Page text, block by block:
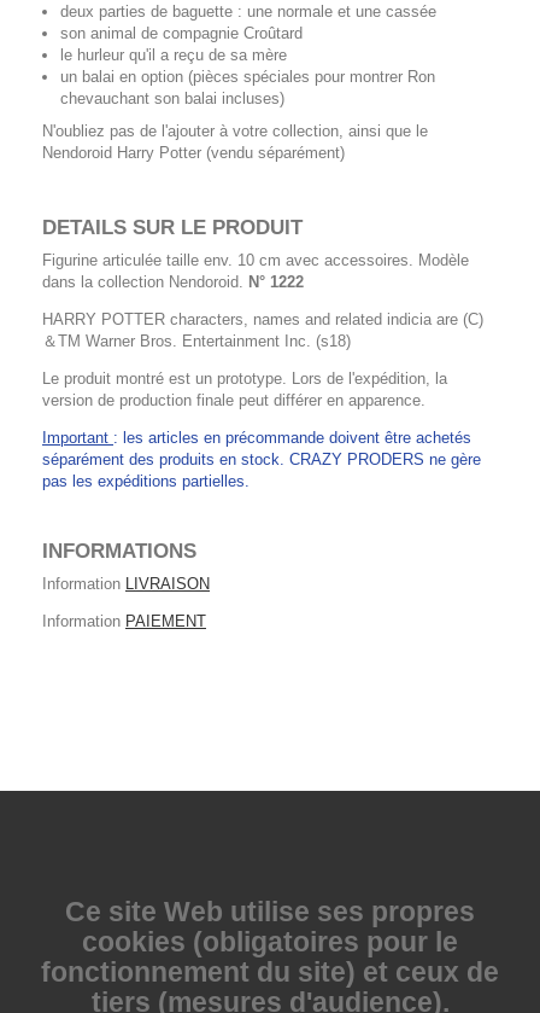
deux parties de baguette : une normale et une cassée
son animal de compagnie Croûtard
le hurleur qu'il a reçu de sa mère
un balai en option (pièces spéciales pour montrer Ron
chevauchant son balai incluses)
N'oubliez pas de l'ajouter à votre collection, ainsi que le
Nendoroid Harry Potter (vendu séparément)
DETAILS SUR LE PRODUIT
Figurine articulée taille env. 10 cm avec accessoires. Modèle
dans la collection Nendoroid. N° 1222
HARRY POTTER characters, names and related indicia are (C)
＆TM Warner Bros. Entertainment Inc. (s18)
Le produit montré est un prototype. Lors de l'expédition, la
version de production finale peut différer en apparence.
Important : les articles en précommande doivent être achetés
séparément des produits en stock. CRAZY PRODERS ne gère
pas les expéditions partielles.
INFORMATIONS
Information LIVRAISON
Information PAIEMENT
Ce site Web utilise ses propres
cookies (obligatoires pour le
fonctionnement du site) et ceux de
tiers (mesures d'audience).